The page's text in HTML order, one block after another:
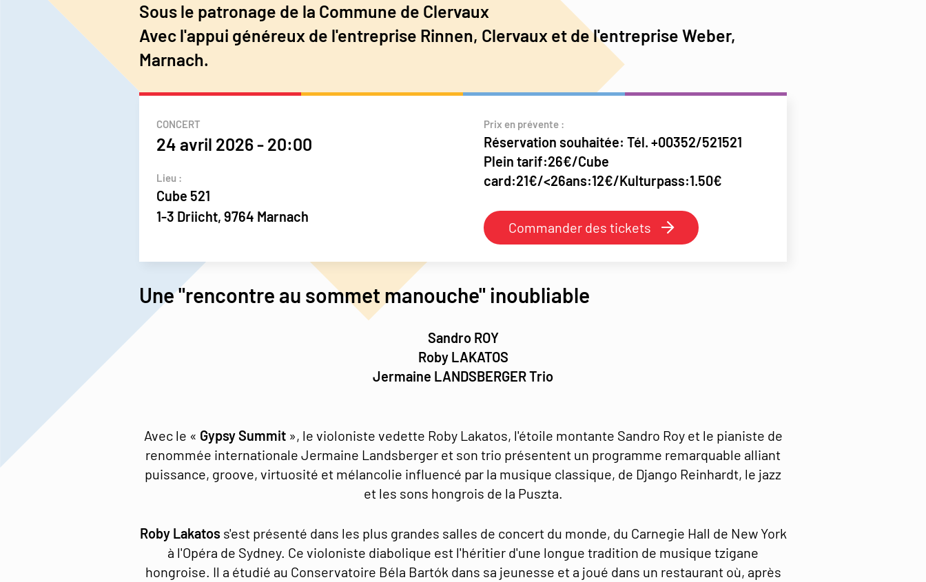
Sous le patronage de la Commune de Clervaux
Avec l'appui généreux de l'entreprise Rinnen, Clervaux et de l'entreprise Weber,
Marnach.
CONCERT
24 avril 2026- 20:00
Lieu :
Cube 521
1-3 Driicht, 9764 Marnach
Prix en prévente :
Réservation souhaitée: Tél. +00352/521521
Plein tarif:26€/Cube
card:21€/<26ans:12€/Kulturpass:1.50€
Commander des tickets
Une "rencontre au sommet manouche" inoubliable
Sandro ROY
Roby LAKATOS
Jermaine LANDSBERGER Trio
Avec le « Gypsy Summit», le violoniste vedette Roby Lakatos, l'étoile montante Sandro Roy et le pianiste de
renommée internationale Jermaine Landsberger et son trio présentent un programme remarquable alliant
puissance, groove, virtuosité et mélancolie influencé par la musique classique, de Django Reinhardt, le jazz
et les sons hongrois de la Puszta.
Roby Lakatos s'est présenté dans les plus grandes salles de concert du monde, du Carnegie Hall de New York
à l'Opéra de Sydney. Ce violoniste diabolique est l'héritier d'une longue tradition de musique tzigane
hongroise. Il a étudié au Conservatoire Béla Bartók dans sa jeunesse et a joué dans un restaurant où, après